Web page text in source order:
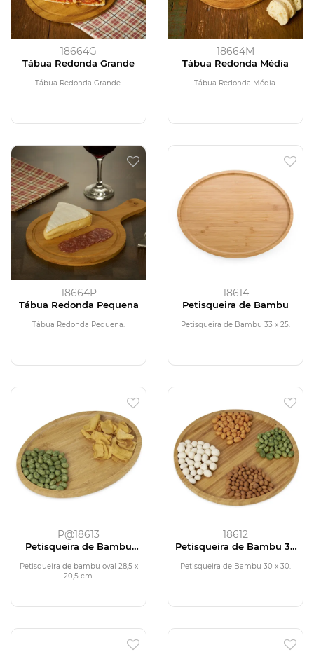
18664G
Tábua Redonda Grande
Tábua Redonda Grande.
18664M
Tábua Redonda Média
Tábua Redonda Média.
18664P
Tábua Redonda Pequena
Tábua Redonda Pequena.
18614
Petisqueira de Bambu
Petisqueira de Bambu 33 x 25.
P@18613
Petisqueira de Bambu
Petisqueira de bambu oval 28,5 x
20,5 cm.
18612
Petisqueira de Bambu 30
Petisqueira de Bambu 30 x 30.